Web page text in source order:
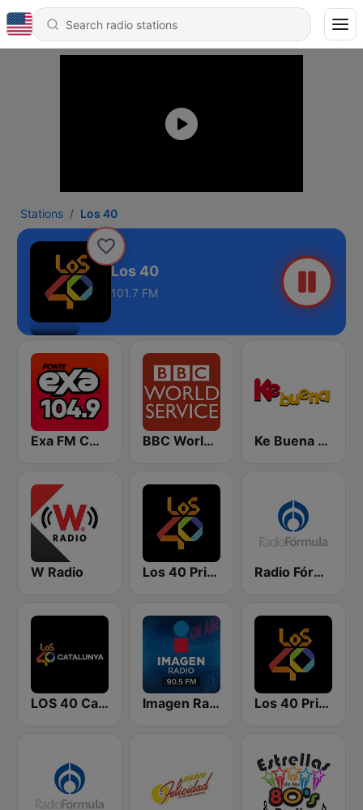
Stations Los 40
Los 40
101.7 FM
Exa FM CDMX BBC World Service Ke Buena 92.9 FM
W Radio Los 40 Principales Radio Fórmula 104.1 FM
LOS 40 Catalunya Imagen Radio 90.5 FM Los 40 Principales